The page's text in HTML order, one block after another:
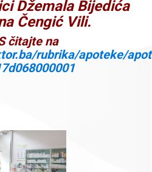
Džemala Bijedića
Čengić Vili.
čitajte na
rubrika/apoteke/